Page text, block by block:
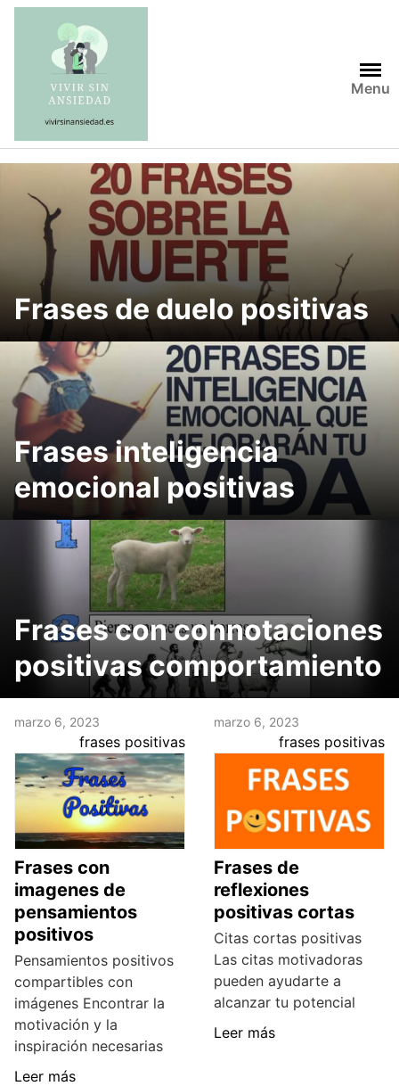
Saltar
contenido
Menu
Frases de duelo positivas
Frases inteligencia
emocional positivas
Frases con connotaciones
positivas comportamiento
marzo 6, 2023
frases positivas
Frases con
imagenes de
pensamientos
positivos
Pensamientos positivos
compartibles con
imágenes Encontrar la
motivación y la
inspiración necesarias
Leer más
marzo 6, 2023
frases positivas
Frases de
reflexiones
positivas cortas
Citas cortas positivas
Las citas motivadoras
pueden ayudarte a
alcanzar tu potencial
Leer más